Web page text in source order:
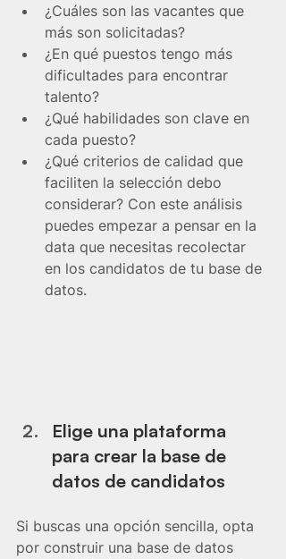
¿Cuáles son las vacantes que
más son solicitadas?
¿En qué puestos tengo más
dificultades para encontrar
talento?
¿Qué habilidades son clave en
cada puesto?
¿Qué criterios de calidad que
faciliten la selección debo
considerar? Con este análisis
puedes empezar a pensar en la
data que necesitas recolectar
en los candidatos de tu base de
datos.
Elige una plataforma
para crear la base de
datos de candidatos
Si buscas una opción sencilla, opta
por construir una base de datos